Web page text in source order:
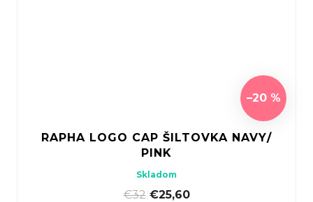
–20 %
RAPHA LOGO CAP ŠILTOVKA NAVY/
PINK
Skladom
€32| €25,60